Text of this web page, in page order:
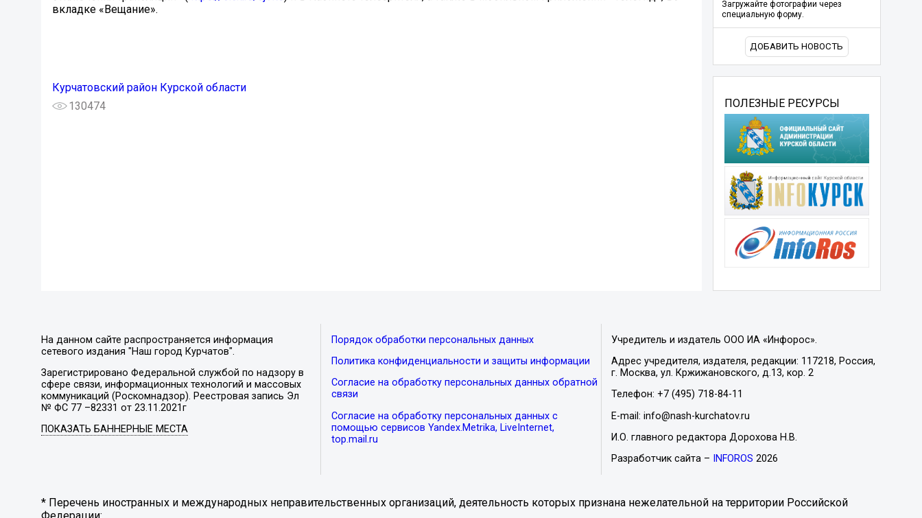
вкладке «Вещание».
Курчатовский район Курской области
130474
Загружайте фотографии через
специальную форму.
ДОБАВИТЬ НОВОСТЬ
ПОЛЕЗНЫЕ РЕСУРСЫ
На данном сайте распространяется информация
сетевого издания "Наш город Курчатов".
Зарегистрировано Федеральной службой по надзору в
сфере связи, информационных технологий и массовых
коммуникаций (Роскомнадзор). Реестровая запись Эл
№ ФС 77 –82331 от 23.11.2021г
ПОКАЗАТЬ БАННЕРНЫЕ МЕСТА
Порядок обработки персональных данных
Политика конфиденциальности и защиты информации
Согласие на обработку персональных данных обратной
связи
Согласие на обработку персональных данных с
помощью сервисов Yandex.Metrika, LiveInternet,
top.mail.ru
Учредитель и издатель ООО ИА «Инфорос».
Адрес учредителя, издателя, редакции: 117218, Россия,
г. Москва, ул. Кржижановского, д.13, кор. 2
Телефон: +7 (495) 718-84-11
E-mail: info@nash-kurchatov.ru
И.О. главного редактора Дорохова Н.В.
Разработчик сайта – INFOROS 2026
* Перечень иностранных и международных неправительственных организаций, деятельность которых признана нежелательной на территории Российской